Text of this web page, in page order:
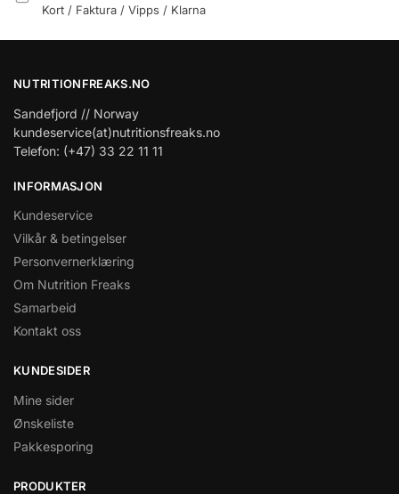
Kort / Faktura / Vipps / Klarna
NUTRITIONFREAKS.NO
Sandefjord // Norway
kundeservice(at)nutritionsfreaks.no
Telefon: (+47) 33 22 11 11
INFORMASJON
Kundeservice
Vilkår & betingelser
Personvernerklæring
Om Nutrition Freaks
Samarbeid
Kontakt oss
KUNDESIDER
Mine sider
Ønskeliste
Pakkesporing
PRODUKTER